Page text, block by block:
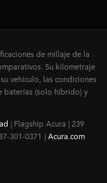
de millaje de la
Su kilometraje
vehículo, las condiciones
baterías (solo híbrido) y
| Flagship Acura |239
301-0371 | Acura.com